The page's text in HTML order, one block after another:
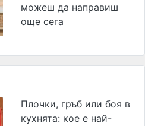
можеш да направиш
още сега
Плочки, гръб или боя в
кухнята: кое е най-